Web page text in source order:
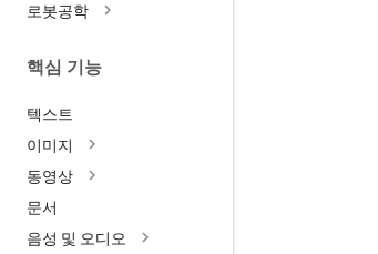
로봇공학
핵심 기능
텍스트
이미지
동영상
문서
음성 및 오디오